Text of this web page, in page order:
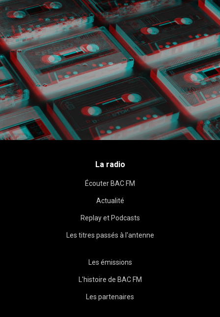
La radio
Écouter BAC FM
Actualité
Replay et Podcasts
Les titres passés à l'antenne
Les émissions
L'histoire de BAC FM
Les partenaires